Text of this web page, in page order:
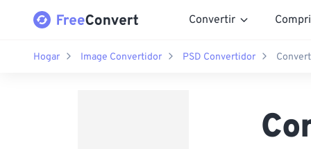
Convertir
Hogar Image Convertidor PSD Convertidor